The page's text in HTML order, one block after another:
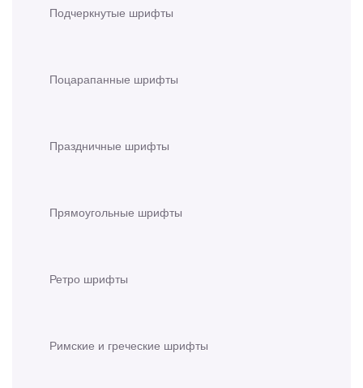
Подчеркнутые шрифты
Поцарапанные шрифты
Праздничные шрифты
Прямоугольные шрифты
Ретро шрифты
Римские и греческие шрифты